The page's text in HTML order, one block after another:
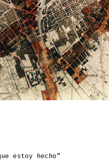
estoy hecho”